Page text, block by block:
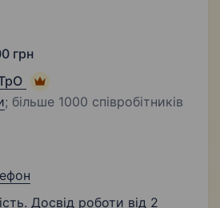
грн
; більше 1000 співробітників
Досвід роботи від 2